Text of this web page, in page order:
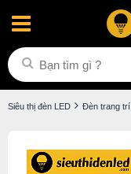
Siêu thị đèn LED Đèn trang trí